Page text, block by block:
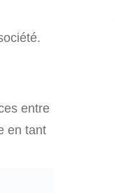
entre
en tant